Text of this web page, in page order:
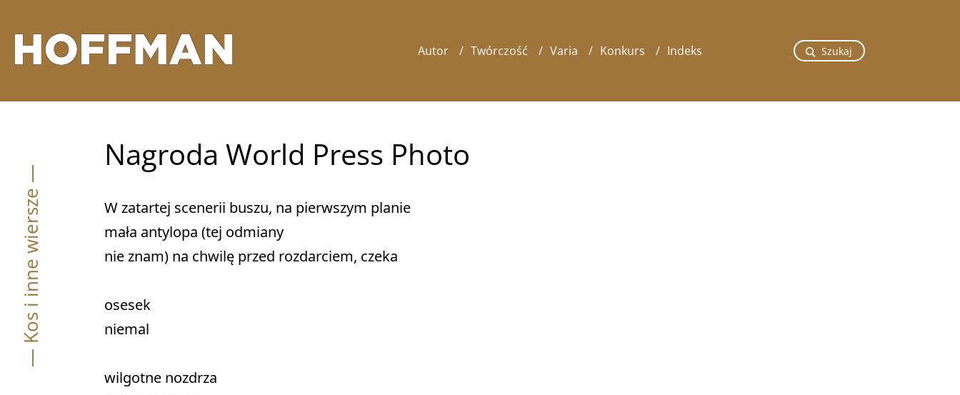
Autor Twórczość Varia Konkurs Indeks Szukaj
— Kos i inne wiersze —
Nagroda World Press Photo
W zatartej scenerii buszu, na pierwszym planie
mała antylopa (tej odmiany
nie znam) na chwilę przed rozdarciem, czeka
osesek
niemal
wilgotne nozdrza